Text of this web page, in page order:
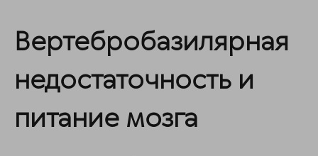
Вертебробазилярная
недостаточность и
питание мозга